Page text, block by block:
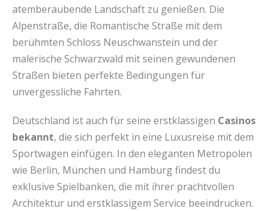
atemberaubende Landschaft zu genießen. Die
Alpenstraße, die Romantische Straße mit dem
berühmten Schloss Neuschwanstein und der
malerische Schwarzwald mit seinen gewundenen
Straßen bieten perfekte Bedingungen für
unvergessliche Fahrten.
Deutschland ist auch für seine erstklassigen Casinos
bekannt, die sich perfekt in eine Luxusreise mit dem
Sportwagen einfügen. In den eleganten Metropolen
wie Berlin, München und Hamburg findest du
exklusive Spielbanken, die mit ihrer prachtvollen
Architektur und erstklassigem Service beeindrucken.